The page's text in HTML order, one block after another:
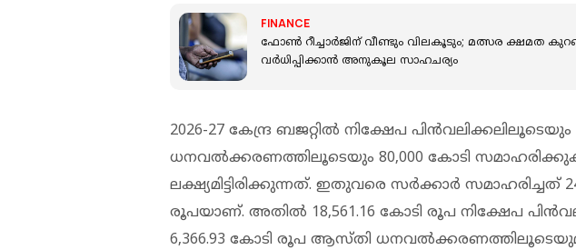
FINANCE
ഫോണ്‍ റീച്ചാര്‍ജിന് വീണ്ടും വിലകൂടും; മത്സര ക്ഷമത
വര്‍ധിപ്പിക്കാന്‍ അനുകൂല സാഹചര്യം
2026-27 കേന്ദ്ര ബജറ്റില്‍ നിക്ഷേപ
ധനവല്‍ക്കരണത്തിലൂടെയും 80,000 കോടി
ലക്ഷ്യമിട്ടിരിക്കുന്നത്. ഇതുവരെ സര്‍ക്കാര്‍ സമാഹരിച്ചത്
രൂപയാണ്. അതില്‍ 18,561.16 കോടി രൂപ നിക്ഷേപ
6,366.93 കോടി രൂപ ആസ്തി